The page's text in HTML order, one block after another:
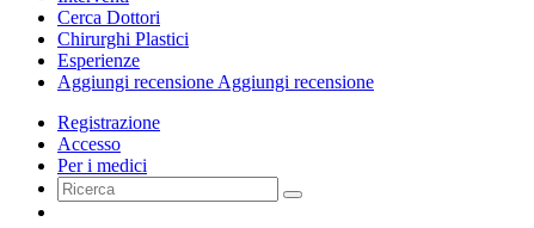
Cerca Dottori
Chirurghi Plastici
Esperienze
Aggiungi recensione Aggiungi recensione
Registrazione
Accesso
Per i medici